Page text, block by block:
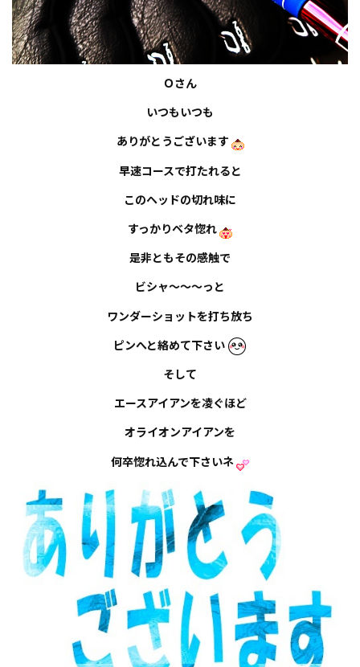
Ｏさん
いつもいつも
ありがとうございます
早速コースで打たれると
このヘッドの切れ味に
すっかりベタ惚れ
是非ともその感触で
ビシャ～～～っと
ワンダーショットを打ち放ち
ピンへと絡めて下さい
そして
エースアイアンを凌ぐほど
オライオンアイアンを
何卒惚れ込んで下さいネ